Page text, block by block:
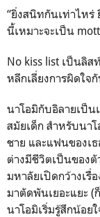
“ยิ่งสนิทกันเท่าไหร่
นี้เหมาะจะเป็น
No kiss list เป็นลิส
หลีกเลี่ยงการผิดใจ
นาโอมิกับอิลายเป็น
สมัยเด็ก สำหรับนา
ชาย และแฟนของเ
ต่างมีชีวิตเป็นของตั
มหาลัยเปิดกว้างเรื่
มาตัดพันเยอะแยะ (
นาโอมิเริ่มรู้สึกน้อย